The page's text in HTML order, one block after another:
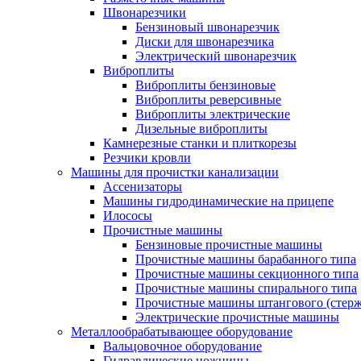
Швонарезчики
Бензиновый швонарезчик
Диски для швонарезчика
Электрический швонарезчик
Виброплиты
Виброплиты бензиновые
Виброплиты реверсивные
Виброплиты электрические
Дизельные виброплиты
Камнерезные станки и плиткорезы
Резчики кровли
Машины для прочистки канализации
Ассенизаторы
Машины гидродинамические на прицепе
Илососы
Прочистные машины
Бензиновые прочистные машины
Прочистные машины барабанного типа
Прочистные машины секционного типа
Прочистные машины спирального типа
Прочистные машины штангового
Электрические прочистные машины
Металлообрабатывающее оборудование
Вальцовочное оборудование